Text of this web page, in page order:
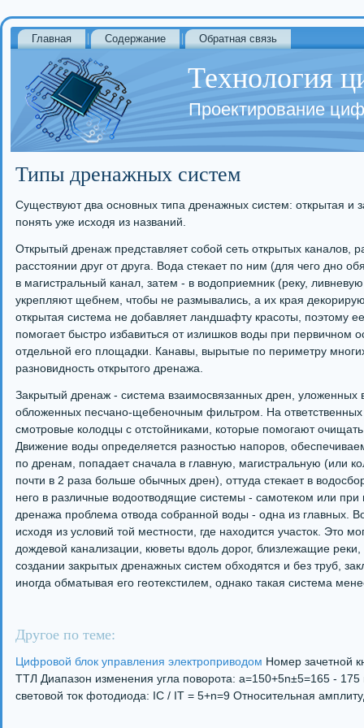
Главная Содержание Обратная связь
Технология
Проектирование
Типы дренажных систем
Существуют два основных типа дренажных систем: открытая и
понять уже исходя из названий.
Открытый дренаж представляет собой сеть открытых каналов,
расстоянии друг от друга. Вода стекает по ним (для чего дно
в магистральный канал, затем - в водоприемник (реку,
укрепляют щебнем, чтобы не размывались, а их края
открытая система не добавляет ландшафту красоты, поэтому
помогает быстро избавиться от излишков воды при первичном
отдельной его площадки. Канавы, вырытые по периметру
разновидность открытого дренажа.
Закрытый дренаж - система взаимосвязанных дрен, уложенных
обложенных песчано-щебеночным фильтром. На ответственных
смотровые колодцы с отстойниками, которые помогают
Движение воды определяется разностью напоров,
по дренам, попадает сначала в главную, магистральную (или
почти в 2 раза больше обычных дрен), оттуда стекает в
него в различные водоотводящие системы - самотеком или
дренажа проблема отвода собранной воды - одна из главных.
исходя из условий той местности, где находится участок. Это
дождевой канализации, кюветы вдоль дорог, близлежащие
создании закрытых дренажных систем обходятся и без труб,
иногда обматывая его геотекстилем, однако такая система
Другое по теме:
Цифровой блок управления электроприводом Номер зачетной
ТТЛ Диапазон изменения угла поворота: a=150+5n±5=165 -
световой ток фотодиода: IC / IT = 5+n=9 Относительная